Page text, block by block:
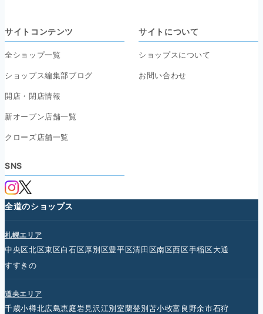
サイトコンテンツ
全ショップ一覧
ショップス編集部ブログ
開店・閉店情報
新オープン店舗一覧
クローズ店舗一覧
サイトについて
ショップスについて
お問い合わせ
SNS
全道のショップス
札幌エリア
中央区北区東区白石区厚別区豊平区清田区南区西区手稲区大通
すすきの
道央エリア
千歳小樽北広島恵庭岩見沢江別室蘭登別苫小牧富良野余市石狩